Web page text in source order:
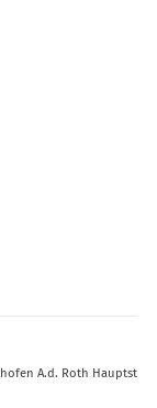
A.d. Roth Hauptstr.